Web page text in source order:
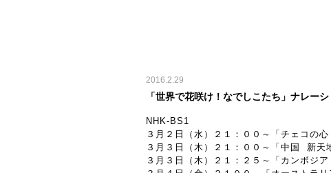
2016.2.29
「世界で花咲け！なでしこたち」ナレー
NHK-BS1
３月２日（水）２１：００～「チェコの
３月３日（木）２１：００～「中国 新天
３月３日（木）２１：２５～「カンボジ